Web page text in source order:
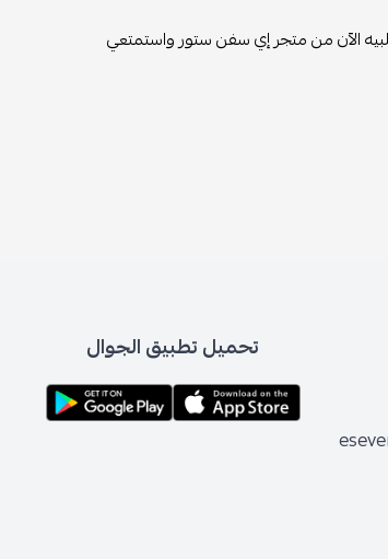
الآن من متجر إي سفن ستور واستمتعي
تحميل تطبيق الجوال